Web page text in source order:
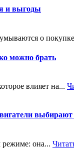
и выгоды
о
можно брать
влияет на...
режиме: она...